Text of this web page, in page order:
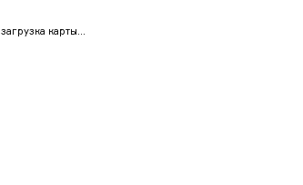
загрузка карты...